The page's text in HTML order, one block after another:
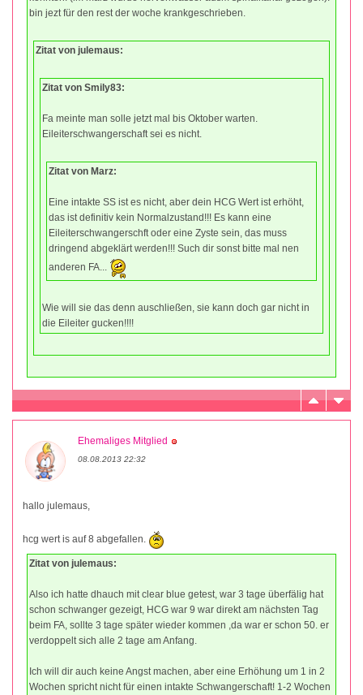
bin jezt für den rest der woche krankgeschrieben.
Zitat von julemaus:
Zitat von Smily83:
Fa meinte man solle jetzt mal bis Oktober warten.
Eileiterschwangerschaft sei es nicht.
Zitat von Marz:
Eine intakte SS ist es nicht, aber dein HCG Wert ist erhöht,
das ist definitiv kein Normalzustand!!! Es kann eine
Eileiterschwangerschft oder eine Zyste sein, das muss
dringend abgeklärt werden!!! Such dir sonst bitte mal nen
anderen FA...
Wie will sie das denn auschließen, sie kann doch gar nicht in
die Eileiter gucken!!!!
Ehemaliges Mitglied
08.08.2013 22:32
hallo julemaus,
hcg wert is auf 8 abgefallen.
Zitat von julemaus:
Also ich hatte dhauch mit clear blue getest, war 3 tage überfälig hat
schon schwanger gezeigt, HCG war 9 war direkt am nächsten Tag
beim FA, sollte 3 tage später wieder kommen ,da war er schon 50. er
verdoppelt sich alle 2 tage am Anfang.
Ich will dir auch keine Angst machen, aber eine Erhöhung um 1 in 2
Wochen spricht nicht für einen intakte Schwangerschaft! 1-2 Wochen